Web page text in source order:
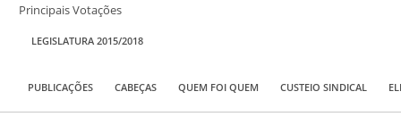
Principais Votações
LEGISLATURA 2015/2018
PUBLICAÇÕES CABEÇAS QUEM FOI QUEM CUSTEIO SINDICAL